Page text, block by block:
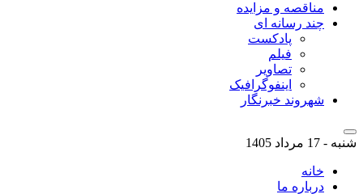
مناقصه و مزایده
چند رسانه ای
پادکست
فیلم
تصاویر
اینفوگرافیک
شهروند خبرنگار
شنبه - 17 مرداد 1405
خانه
درباره ما